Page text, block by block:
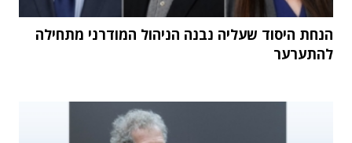
הנחת היסוד שעליה נבנה הניהול המודרני מתחילה
להתערער